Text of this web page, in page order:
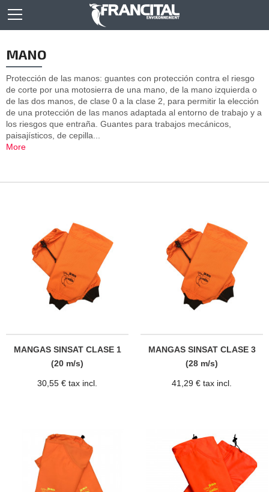
MANO
Protección de las manos: guantes con protección contra el riesgo
de corte por una motosierra de una mano, de la mano izquierda o
de las dos manos, de clase 0 a la clase 2, para permitir la elección
de una protección de las manos adaptada al entorno de trabajo y a
los riesgos que entraña. Guantes para trabajos mecánicos,
paisajísticos, de cepilla...
More
MANGAS SINSAT CLASE 1
(20 m/s)
30,55 € tax incl.
MANGAS SINSAT CLASE 3
(28 m/s)
41,29 € tax incl.